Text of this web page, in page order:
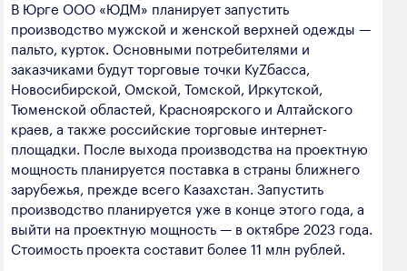
В Юрге ООО «ЮДМ» планирует запустить
производство мужской и женской верхней одежды —
пальто, курток. Основными потребителями и
заказчиками будут торговые точки КуZбасса,
Новосибирской, Омской, Томской, Иркутской,
Тюменской областей, Красноярского и Алтайского
краев, а также российские торговые интернет-
площадки. После выхода производства на проектную
мощность планируется поставка в страны ближнего
зарубежья, прежде всего Казахстан. Запустить
производство планируется уже в конце этого года, а
выйти на проектную мощность — в октябре 2023 года.
Стоимость проекта составит более 11 млн рублей.